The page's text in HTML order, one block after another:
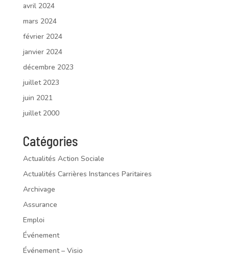
avril 2024
mars 2024
février 2024
janvier 2024
décembre 2023
juillet 2023
juin 2021
juillet 2000
Catégories
Actualités Action Sociale
Actualités Carrières Instances Paritaires
Archivage
Assurance
Emploi
Événement
Événement – Visio